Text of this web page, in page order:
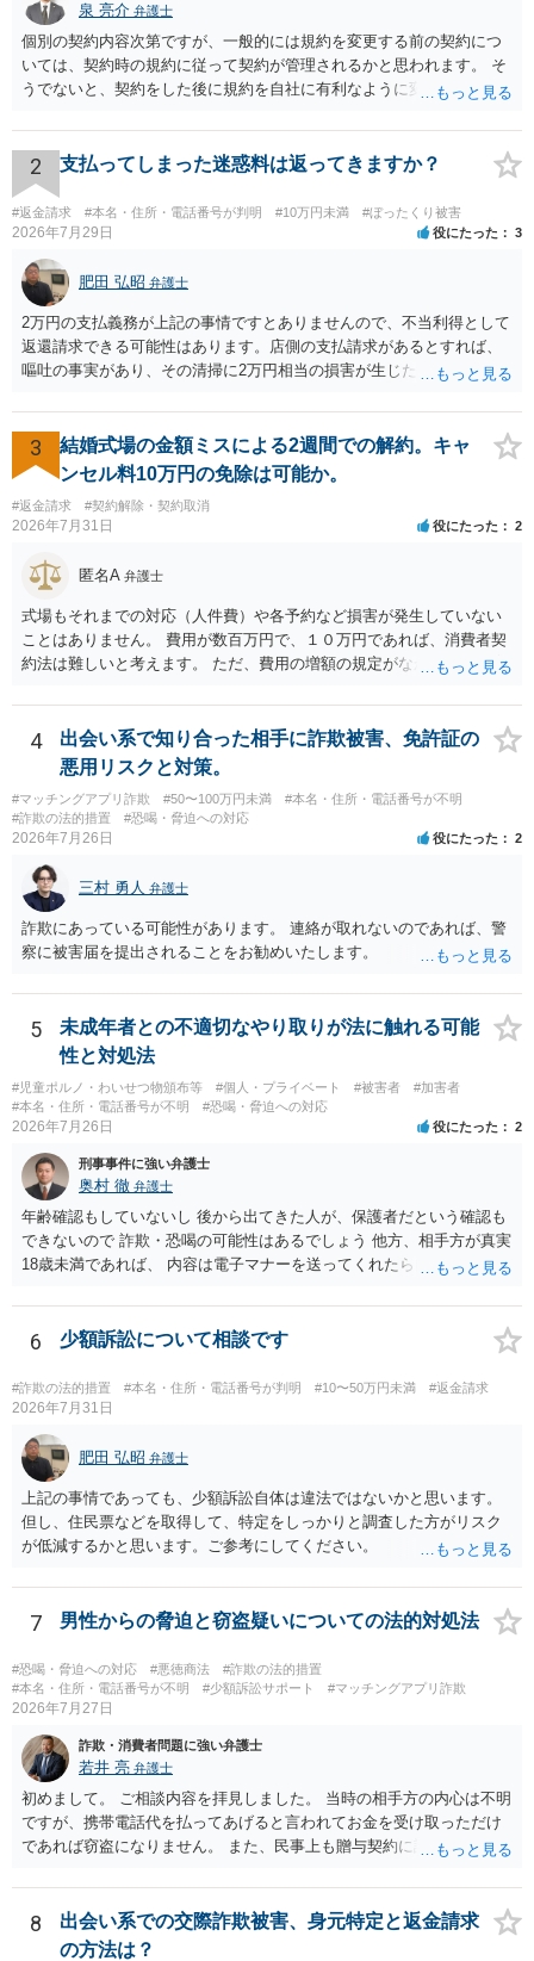
泉 亮介 弁護士
個別の契約内容次第ですが、一般的には規約を変更する前の契約につ
いては、契約時の規約に従って契約が管理されるかと思われます。 そ
うでないと、契約をした後に規約を自社に有利なように変更し、それ
る場合があるかと思われます。
2 支払ってしまった迷惑料は返ってきますか？
#返金請求 #本名・住所・電話番号が判明 #10万円未満 #ぼったくり被害
2026年7月29日 役にたった 3
肥田 弘昭 弁護士
2万円の支払義務が上記の事情ですとありませんので、不当利得として
返還請求できる可能性はあります。店側の支払請求があるとすれば、
嘔吐の事実があり、その清掃に2万円相当の損害が生じた場合です。ご
3
結婚式場の金額ミスによる2週間での解約。キャ
ンセル料10万円の免除は可能か。
#返金請求 #契約解除・契約取消
2026年7月31日 役にたった 2
匿名A 弁護士
式場もそれまでの対応（人件費）や各予約など損害が発生していない
ことはありません。 費用が数百万円で、１０万円であれば、消費者契
約法は難しいと考えます。 ただ、費用の増額の規定がなかったのに増
ということになり、解約するのは理由がないことになります。
4
出会い系で知り合った相手に詐欺被害、免許証の
悪用リスクと対策。
#マッチングアプリ詐欺 #50〜100万円未満
#本名・住所・電話番号が不明
#詐欺の法的措置
#恐喝・脅迫への対応
2026年7月26日 役にたった 2
三村 勇人 弁護士
詐欺にあっている可能性があります。 連絡が取れないのであれば、警
察に被害届を提出されることをお勧めいたします。
5
未成年者との不適切なやり取りが法に触れる可能
性と対処法
#児童ポルノ・わいせつ物頒布等 #個人・プライベート #被害者
#加害者
#本名・住所・電話番号が不明
#恐喝・脅迫への対応
2026年7月26日 役にたった 2
刑事事件に強い弁護士
奥村 徹 弁護士
年齢確認もしていないし 後から出てきた人が、保護者だという確認も
できないので 詐欺・恐喝の可能性はあるでしょう 他方、相手方が真実
18歳未満であれば、 内容は電子マナーを送ってくれたら自慰行為など
画の尺は10分ほど、服を着たままで胸を触って欲しい、などの要望を
して、要求された金額(1000円程度)の電子マネーを送信してしまいま
した。 そこから、撮影するまで暇なので顔の雰囲気の写真を交換して
欲しい、住んでいる都道府県と区を教えてと言われたので教えたりと
言ったやり取りをしていました。 というやりとりは、青少年条例違反
（わいせつ行為）の疑いがあります。18歳未満と知らなくても処罰可
能です。
6 少額訴訟について相談です
#詐欺の法的措置 #本名・住所・電話番号が判明 #10〜50万円未満 #返金請求
2026年7月31日
肥田 弘昭 弁護士
上記の事情であっても、少額訴訟自体は違法ではないかと思います。
但し、住民票などを取得して、特定をしっかりと調査した方がリスク
が低減するかと思います。ご参考にしてください。
7 男性からの脅迫と窃盗疑いについての法的対処法
#恐喝・脅迫への対応 #悪徳商法
#詐欺の法的措置
#本名・住所・電話番号が不明
#少額訴訟サポート #マッチングアプリ詐欺
2026年7月27日
詐欺・消費者問題に強い弁護士
若井 亮 弁護士
初めまして。 ご相談内容を拝見しました。 当時の相手方の内心は不明
ですが、携帯電話代を払ってあげると言われてお金を受け取っただけ
であれば窃盗になりません。 また、民事上も贈与契約に該当すると思
ず、可能であればブロックをするようにしてください。 ご不安であれ
ば、最寄りの警察署に相談をしても良いかもしれません。 以上、ご参
考になれば幸いです。
8
出会い系での交際詐欺被害、身元特定と返金請求
の方法は？